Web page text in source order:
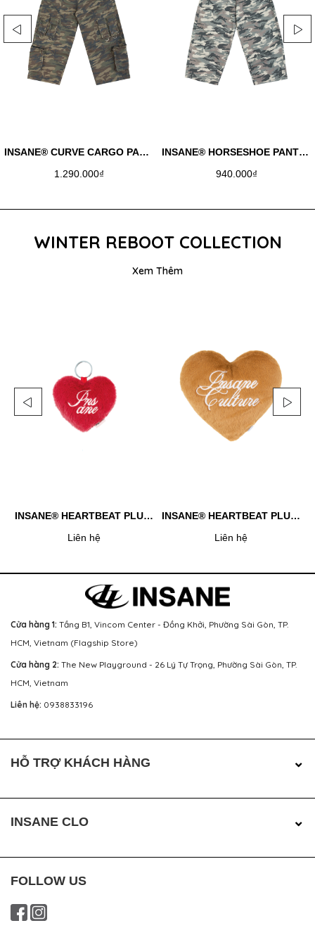
INSANE® CURVE CARGO PANTS
INSANE® HORSESHOE PANTS - WINTER CAMO
940.000₫
1.050.000₫
WINTER REBOOT COLLECTION
Xem Thêm
INSANE® HEARTBEAT PLUSH KEYCHAIN - RED
Liên hệ
INSANE® HEARTBEAT PLUSH - BROWN
Liên hệ
Cửa hàng 1: Tầng B1, Vincom Center - Đồng Khởi, Phường Sài Gòn, TP.
HCM, Vietnam (Flagship Store)
Cửa hàng 2: The New Playground - 26 Lý Tự Trọng, Phường Sài Gòn, TP.
HCM, Vietnam
Liên hệ: 0938833196
HỖ TRỢ KHÁCH HÀNG
INSANE CLO
FOLLOW US